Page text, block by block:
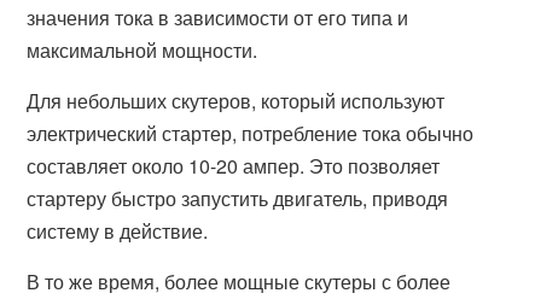
значения тока в зависимости от его типа и
максимальной мощности.
Для небольших скутеров, который используют
электрический стартер, потребление тока обычно
составляет около 10-20 ампер. Это позволяет
стартеру быстро запустить двигатель, приводя
систему в действие.
В то же время, более мощные скутеры с более